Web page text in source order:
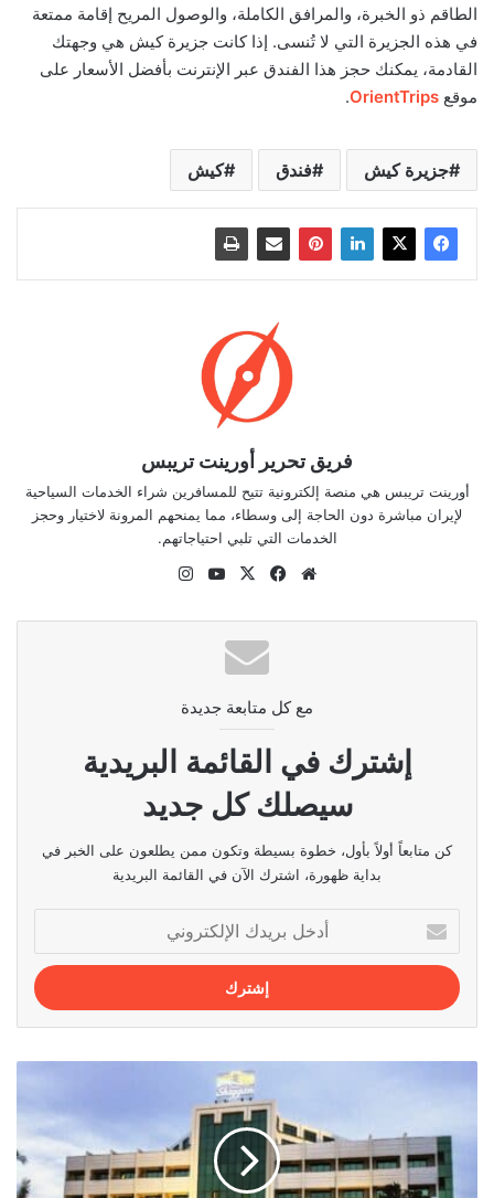
الطاقم ذو الخبرة، والمرافق الكاملة، والوصول المريح إقامة ممتعة
في هذه الجزيرة التي لا تُنسى. إذا كانت جزيرة كيش هي وجهتك
القادمة، يمكنك حجز هذا الفندق عبر الإنترنت بأفضل الأسعار على
موقع OrientTrips
.
جزيرة كيش فندق كيش
فريق تحرير أورينت تريبس
أورينت تريبس هي منصة إلكترونية تتيح للمسافرين شراء الخدمات السياحية
لإيران مباشرة دون الحاجة إلى وسطاء، مما يمنحهم المرونة لاختيار وحجز
الخدمات التي تلبي احتياجاتهم.
موقع
فيسبوك
‫X
‫YouTube
مع كل متابعة جديدة
إشترك في القائمة البريدية
سيصلك كل جديد
كن متابعاً أولاً بأول، خطوة بسيطة وتكون ممن يطلعون على الخبر في
بداية ظهورة، اشترك الآن في القائمة البريدية
بريدك
الإلكتروني
كيش:
نظرة
شاملة